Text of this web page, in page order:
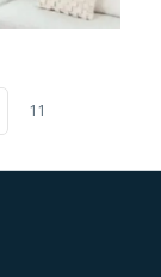
11